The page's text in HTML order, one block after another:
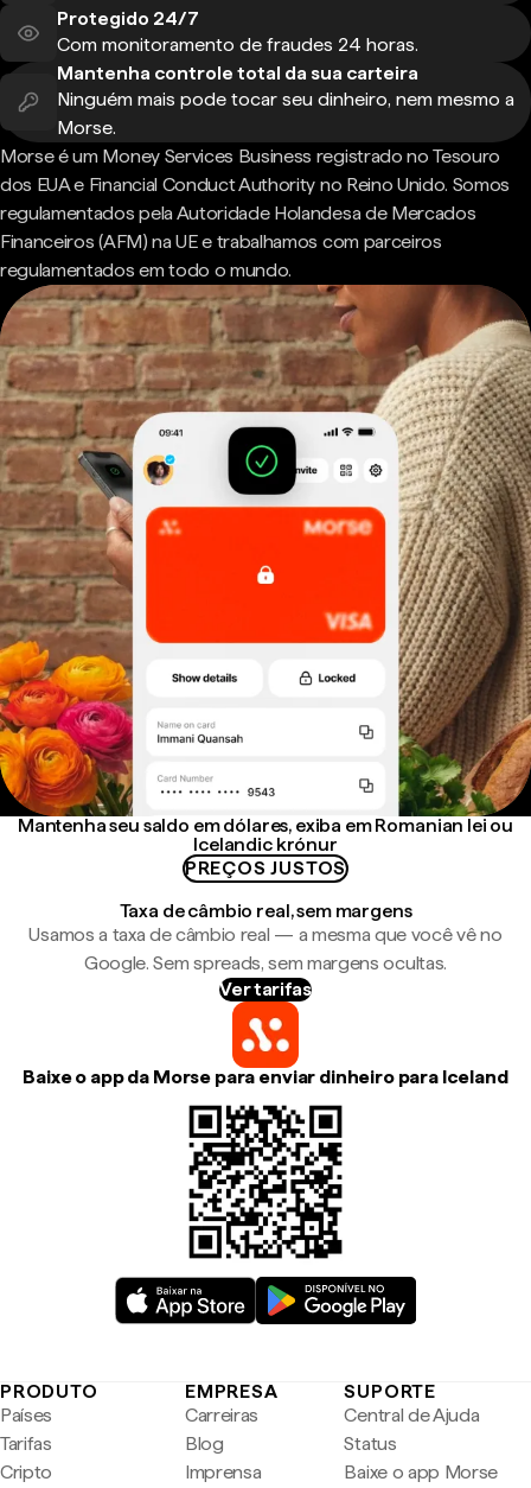
Protegido 24/7
Com monitoramento de fraudes 24 horas.
Mantenha controle total da sua carteira
Ninguém mais pode tocar seu dinheiro, nem mesmo a
Morse.
Morse é um Money Services Business registrado no Tesouro
dos EUA e Financial Conduct Authority no Reino Unido. Somos
regulamentados pela Autoridade Holandesa de Mercados
Financeiros (AFM) na UE e trabalhamos com parceiros
regulamentados em todo o mundo.
Mantenha seu saldo em dólares, exiba em Romanian lei ou
Icelandic krónur
PREÇOS JUSTOS
Taxa de câmbio real, sem margens
Usamos a taxa de câmbio real — a mesma que você vê no
Google. Sem spreads, sem margens ocultas.
Ver tarifas
Baixe o app da Morse para enviar dinheiro para Iceland
PRODUTO
Países
Tarifas
Cripto
EMPRESA
Carreiras
Blog
Imprensa
SUPORTE
Central de Ajuda
Status
Baixe o app Morse